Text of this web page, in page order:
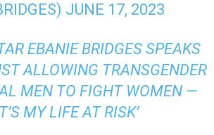
JUNE 17, 2023
EBANIE BRIDGES SPEAKS
ALLOWING TRANSGENDER
MEN TO FIGHT WOMEN —
MY LIFE AT RISK’